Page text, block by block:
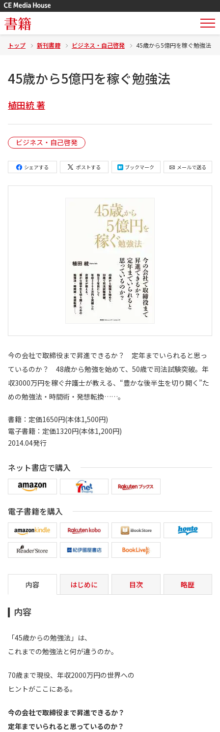
書籍
トップ 新刊書籍 ビジネス・自己啓発 45歳から5億円を稼ぐ勉強法
45歳から5億円を稼ぐ勉強法
植田統 著
ビジネス・自己啓発
シェアする ポストする ブックマーク メールで送る
今の会社で取締役まで昇進できるか？ 定年までいられると思っ
ているのか？ 48歳から勉強を始めて、50歳で司法試験突破。年
収3000万円を稼ぐ弁護士が教える、“豊かな後半生を切り開く”た
めの勉強法・時間術・発想転換……。
書籍：定価1650円(本体1,500円)
電子書籍：定価1320円(本体1,200円)
2014.04発行
ネット書店で購入
電子書籍を購入
内容 はじめに 目次 略歴
内容
「45歳からの勉強法」は、
これまでの勉強法と何が違うのか。
70歳まで現役、年収2000万円の世界への
ヒントがここにある。
今の会社で取締役まで昇進できるか？
定年までいられると思っているのか？